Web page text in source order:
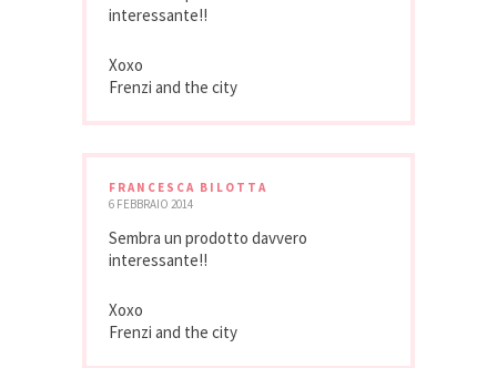
interessante!!
Xoxo
Frenzi and the city
FRANCESCA BILOTTA
6 FEBBRAIO 2014
Sembra un prodotto davvero
interessante!!
Xoxo
Frenzi and the city